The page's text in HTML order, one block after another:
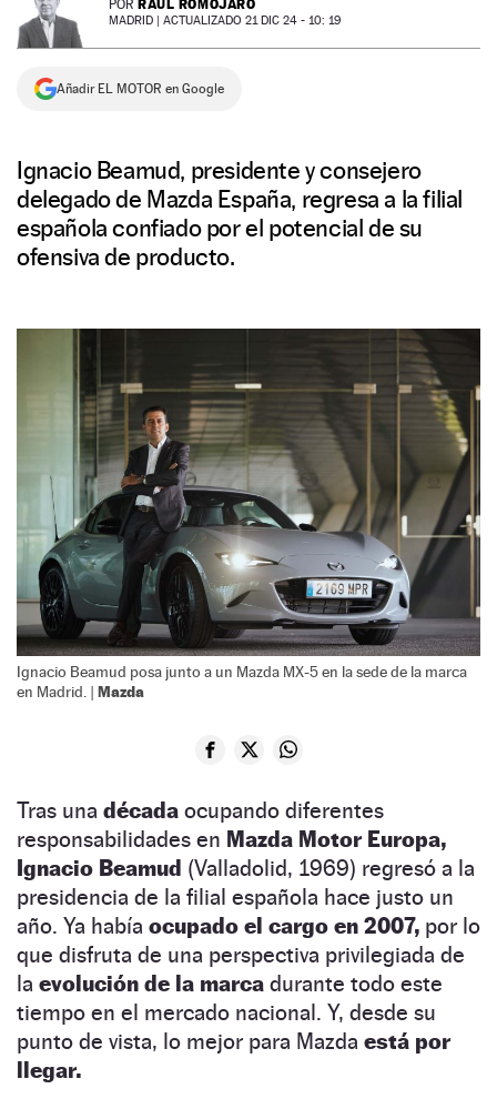
NEWSLETTER
SÍGUENOS
POR RAÚL ROMOJARO
MADRID | ACTUALIZADO 21 DIC 24 - 10: 19
Añadir EL MOTOR en Google
Ignacio Beamud, presidente y consejero
delegado de Mazda España, regresa a la filial
española confiado por el potencial de su
ofensiva de producto.
Ignacio Beamud posa junto a un Mazda MX-5 en la sede de la marca
en Madrid. | Mazda
Tras una década ocupando diferentes
responsabilidades en Mazda Motor Europa,
Ignacio Beamud (Valladolid, 1969) regresó a la
presidencia de la filial española hace justo un
año. Ya había ocupado el cargo en 2007, por lo
que disfruta de una perspectiva privilegiada de
la evolución de la marca durante todo este
tiempo en el mercado nacional. Y, desde su
punto de vista, lo mejor para Mazda está por
llegar.